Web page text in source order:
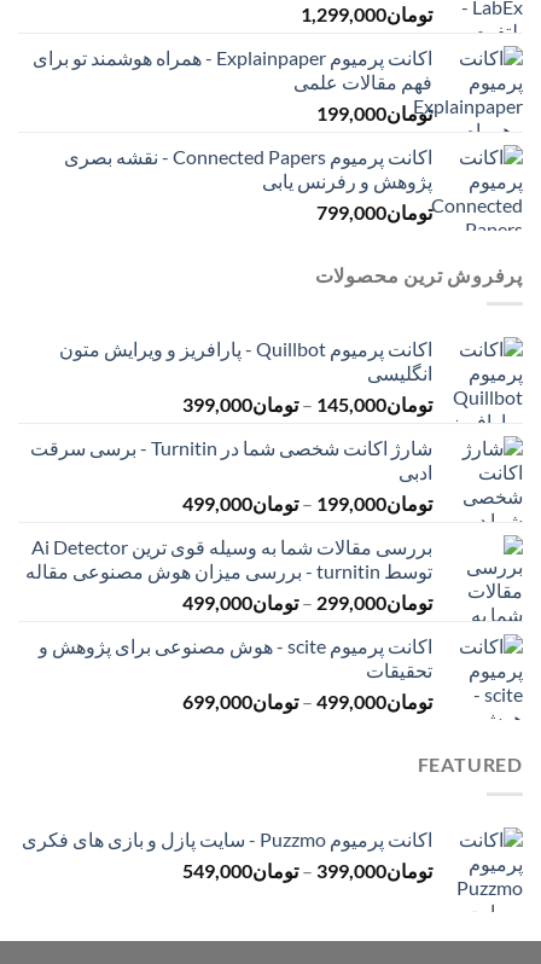
تومان1,299,000
اکانت پرمیوم Explainpaper - همراه هوشمند تو برای
فهم مقالات علمی
تومان199,000
اکانت پرمیوم Connected Papers - نقشه بصری
پژوهش و رفرنس یابی
تومان799,000
پرفروش ترین محصولات
اکانت پرمیوم Quillbot - پارافریز و ویرایش متون
انگلیسی
تومان145,000
– تومان399,000
تومان145,000
تومان399,000
شارژ اکانت شخصی شما در Turnitin - برسی سرقت
ادبی
تومان199,000
– تومان499,000محدوده
تومان199,000
تا
تومان499,000
بررسی مقالات شما به وسیله قوی ترین Ai Detector
توسط turnitin - بررسی میزان هوش مصنوعی مقاله
تومان299,000
– تومان499,000محدوده
تومان299,000
تومان499,000
اکانت پرمیوم scite - هوش مصنوعی برای پژوهش و
تحقیقات
تومان499,000
– تومان699,000محدوده
FEATURED
اکانت پرمیوم Puzzmo - سایت پازل و بازی های فکری
تومان399,000
– تومان549,000
تا